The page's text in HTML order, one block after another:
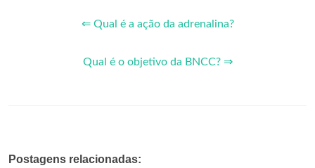
⇐ Qual é a ação da adrenalina?
Qual é o objetivo da BNCC? ⇒
Postagens relacionadas: